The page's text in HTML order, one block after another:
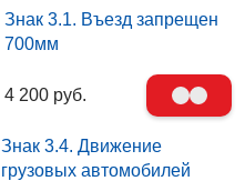
Знак 3.1. Въезд запрещен
700мм
4 200 руб.
Знак 3.4. Движение
грузовых автомобилей